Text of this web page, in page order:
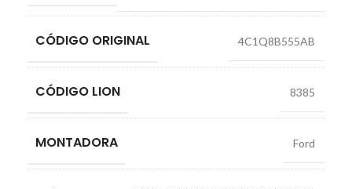
CÓDIGO ORIGINAL 4C1Q8B555AB
CÓDIGO LION 8385
MONTADORA Ford